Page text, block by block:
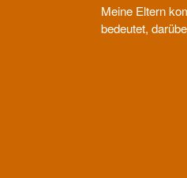
Meine Eltern
bedeutet,